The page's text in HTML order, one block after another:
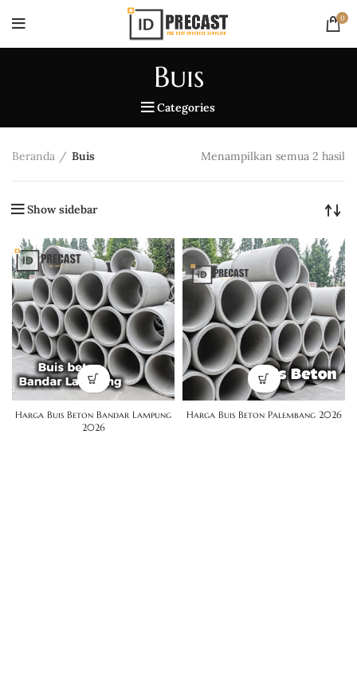
0
Buis
Categories
Beranda Buis Menampilkan semua 2 hasil
Show sidebar
Harga Buis Beton Bandar Lampung
2026
Harga Buis Beton Palembang 2026